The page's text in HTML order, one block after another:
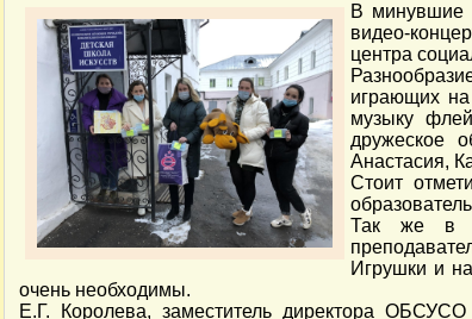
В минувшие
видео-
центра
играющих
музыку
дружеское
Анастасия,
Стоит
Так же в
Игрушки и
очень необходимы.
Е.Г. Королева, заместитель директора